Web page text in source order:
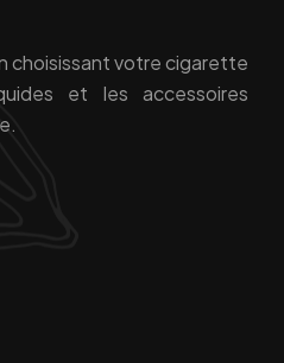
choisissant votre cigarette
et les accessoires